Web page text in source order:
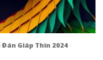
Giáp Thìn 2024